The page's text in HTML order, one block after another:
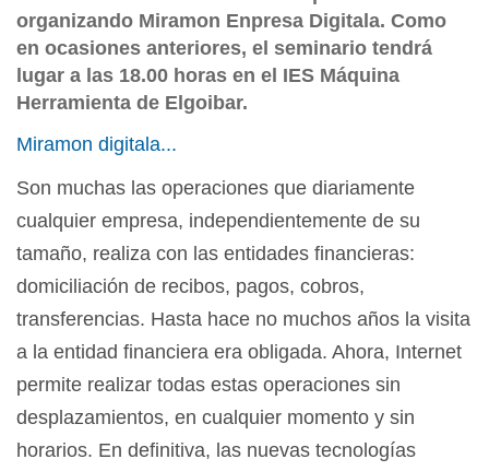
organizando Miramon Enpresa Digitala. Como
en ocasiones anteriores, el seminario tendrá
lugar a las 18.00 horas en el IES Máquina
Herramienta de Elgoibar.
Miramon digitala...
Son muchas las operaciones que diariamente
cualquier empresa, independientemente de su
tamaño, realiza con las entidades financieras:
domiciliación de recibos, pagos, cobros,
transferencias. Hasta hace no muchos años la visita
a la entidad financiera era obligada. Ahora, Internet
permite realizar todas estas operaciones sin
desplazamientos, en cualquier momento y sin
horarios. En definitiva, las nuevas tecnologías